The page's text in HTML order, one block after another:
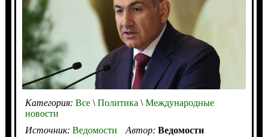
Категория: Все\Политика \Международные
новости
Источник: Ведомости Автор: Ведомости